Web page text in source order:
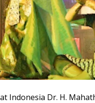
Indonesia Dr. H.